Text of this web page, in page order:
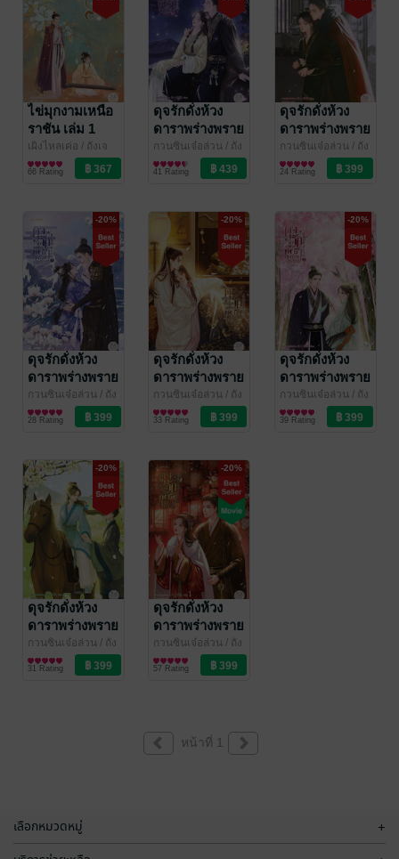
ไข่มุกงามเหนือ
ราชัน เล่ม 1
เผิงไหลเค่อ / ถังเจ
วียน/ Jamsai Story
นิยายรักจีนโบราณ
66 Rating
ดุจรักดั่งห้วง
ดาราพร่างพราย
เล่ม 7 (เล่มจบ)
กวนซินเจ๋อล่วน / ถัง
เจวียน/ แจ่มใส
นิยายรักจีนโบราณ
41 Rating
ดุจรักดั่งห้วง
ดาราพร่างพราย
เล่ม 6
กวนซินเจ๋อล่วน / ถัง
เจวียน/ แจ่มใส
นิยายรักจีนโบราณ
24 Rating
-20%
ดุจรักดั่งห้วง
ดาราพร่างพราย
เล่ม 5
กวนซินเจ๋อล่วน / ถัง
เจวียน/ แจ่มใส
นิยายรักจีนโบราณ
28 Rating
-20%
ดุจรักดั่งห้วง
ดาราพร่างพราย
เล่ม 4
กวนซินเจ๋อล่วน / ถัง
เจวียน/ แจ่มใส
นิยายรักจีนโบราณ
33 Rating
-20%
ดุจรักดั่งห้วง
ดาราพร่างพราย
เล่ม 3
กวนซินเจ๋อล่วน / ถัง
เจวียน/ แจ่มใส
นิยายรักจีนโบราณ
39 Rating
-20%
ดุจรักดั่งห้วง
ดาราพร่างพราย
เล่ม 2
กวนซินเจ๋อล่วน / ถัง
เจวียน/ แจ่มใส
นิยายรักจีนโบราณ
31 Rating
-20%
ดุจรักดั่งห้วง
ดาราพร่างพราย
เล่ม 1
กวนซินเจ๋อล่วน / ถัง
เจวียน/ แจ่มใส
นิยายรักจีนโบราณ
57 Rating
หน้าที่ 1
เลือกหมวดหมู่ +